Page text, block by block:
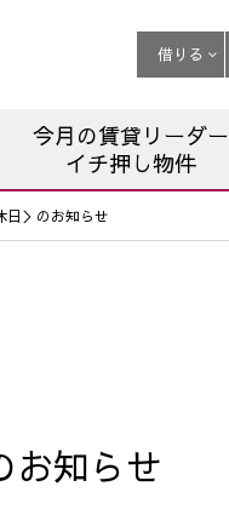
借りる
今月の賃貸リーダー
イチ押し物件
日＞のお知らせ
お知らせ